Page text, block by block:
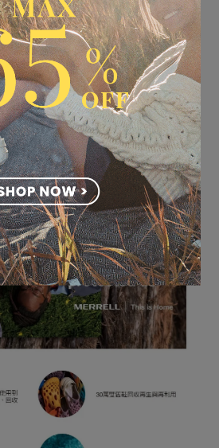
材質網布
天然來源防臭科技，有效抑制異味
中底，具備優異緩震性與回彈彈性
機能持續性的永續 EVA 泡棉